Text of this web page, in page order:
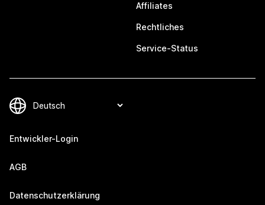
Affiliates
Rechtliches
Service-Status
Entwickler-Login
AGB
Datenschutzerklärung